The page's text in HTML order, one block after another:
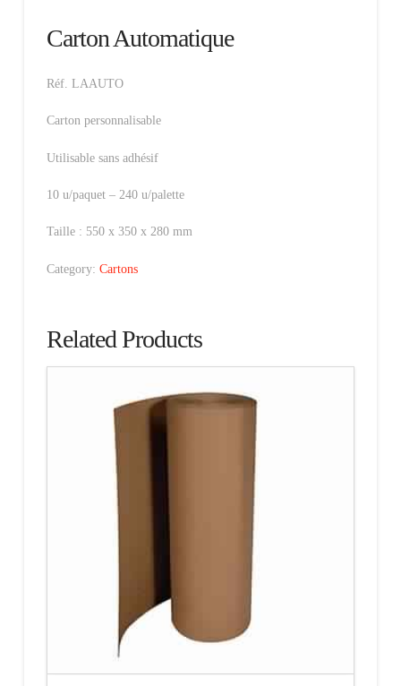
Carton Automatique
Réf. LAAUTO
Carton personnalisable
Utilisable sans adhésif
10 u/paquet – 240 u/palette
Taille : 550 x 350 x 280 mm
Category: Cartons
Related Products